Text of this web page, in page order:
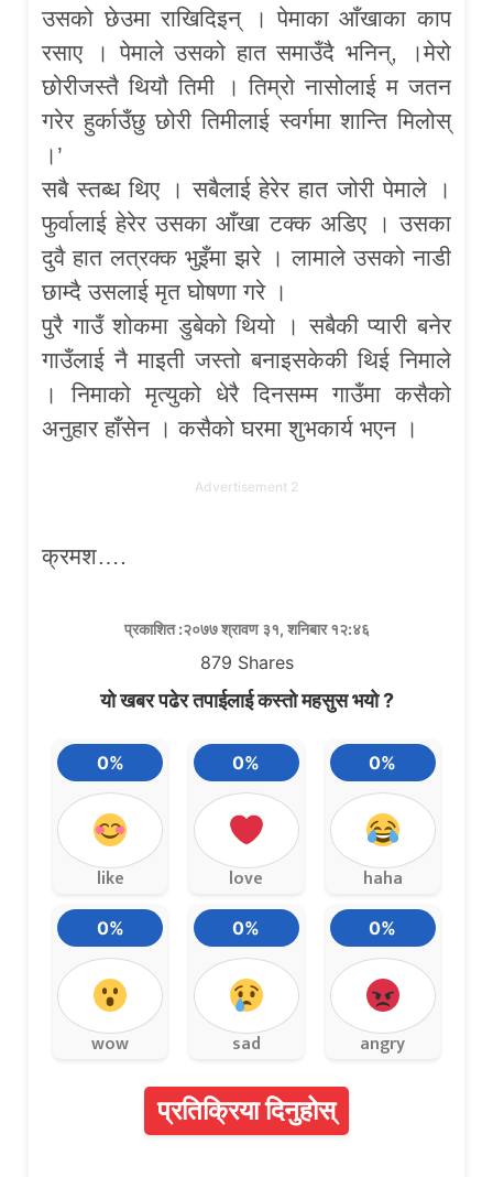
उसको छेउमा राखिदिइन् । पेमाका आँखाका काप
रसाए । पेमाले उसको हात समाउँदै भनिन्, ।मेरो
छोरीजस्तै थियौ तिमी । तिम्रो नासोलाई म जतन
गरेर हुर्काउँछु छोरी तिमीलाई स्वर्गमा शान्ति मिलोस्
।’
सबै स्तब्ध थिए । सबैलाई हेरेर हात जोरी पेमाले ।
फुर्वालाई हेरेर उसका आँखा टक्क अडिए । उसका
दुवै हात लत्रक्क भुइँमा झरे । लामाले उसको नाडी
छाम्दै उसलाई मृत घोषणा गरे ।
पुरै गाउँ शोकमा डुबेको थियो । सबैकी प्यारी बनेर
गाउँलाई नै माइती जस्तो बनाइसकेकी थिई निमाले
। निमाको मृत्युको धेरै दिनसम्म गाउँमा कसैको
अनुहार हाँसेन । कसैको घरमा शुभकार्य भएन ।
Advertisement 2
क्रमश….
प्रकाशित :२०७७ श्रावण ३१, शनिबार १२:४६
879 Shares
यो खबर पढेर तपाईलाई कस्तो महसुस भयो ?
0%
like
0%
love
0%
haha
0%
wow
0%
sad
0%
angry
प्रतिक्रिया दिनुहोस्